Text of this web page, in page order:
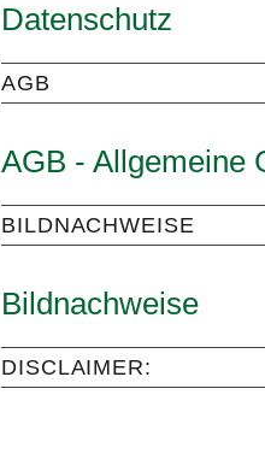
Datenschutz
AGB
AGB - Allgemeine
BILDNACHWEISE
Bildnachweise
DISCLAIMER: